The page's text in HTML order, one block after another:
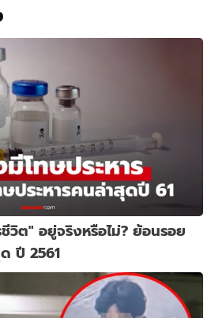
วิต" อยู่จริงหรือไม่? ย้อนรอย
ปี 2561